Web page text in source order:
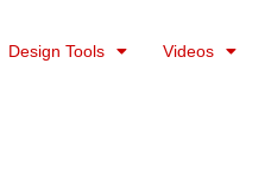
Design Tools Videos